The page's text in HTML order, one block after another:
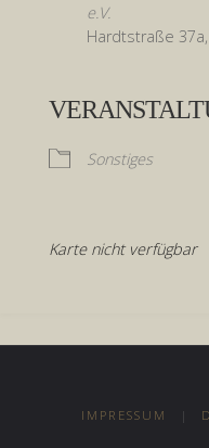
e.V.
Hardtstraße
Sonstiges
Karte nicht verfügbar
IMPRESSUM |